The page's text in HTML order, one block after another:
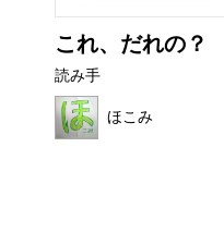
これ、だれの？
読み手
ほこみ